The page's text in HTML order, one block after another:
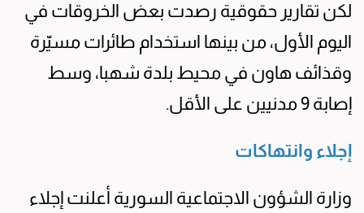
لكن تقارير حقوقية رصدت بعض الخروقات في
اليوم الأول، من بينها استخدام طائرات مسيّرة
وقذائف هاون في محيط بلدة شهبا، وسط
إصابة 9 مدنيين على الأقل.
إجلاء وانتهاكات
وزارة الشؤون الاجتماعية السورية أعلنت إجلاء